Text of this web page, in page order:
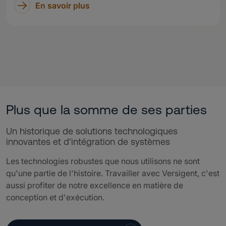
En savoir plus
Plus que la somme de ses parties
Un historique de solutions technologiques
innovantes et d'intégration de systèmes
Les technologies robustes que nous utilisons ne sont
qu'une partie de l'histoire. Travailler avec Versigent, c'est
aussi profiter de notre excellence en matière de
conception et d'exécution.